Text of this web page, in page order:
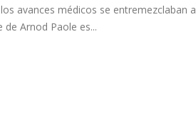
avances médicos se entremezclaban a
Arnod Paole es...